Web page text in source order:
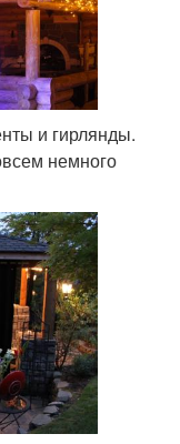
и гирлянды.
немного